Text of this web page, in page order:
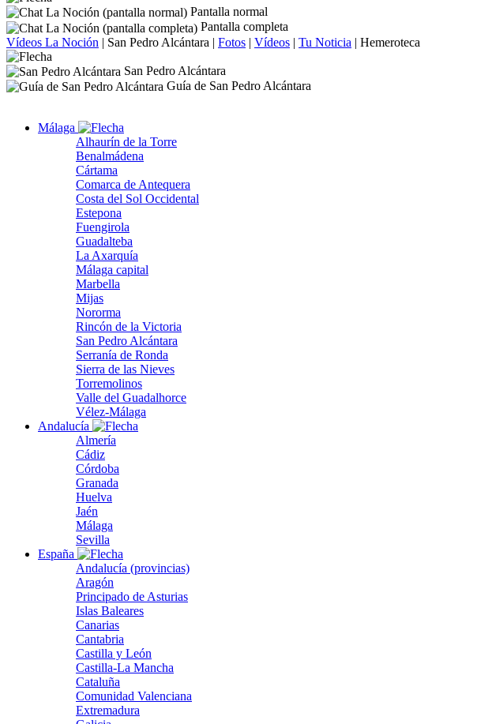
Pantalla normal
Pantalla completa
Vídeos La Noción | San Pedro Alcántara | Fotos | Vídeos | Tu Noticia | Hemeroteca
San Pedro Alcántara
Guía de San Pedro Alcántara
Málaga
Alhaurín de la Torre
Benalmádena
Cártama
Comarca de Antequera
Costa del Sol Occidental
Estepona
Fuengirola
Guadalteba
La Axarquía
Málaga capital
Marbella
Mijas
Nororma
Rincón de la Victoria
San Pedro Alcántara
Serranía de Ronda
Sierra de las Nieves
Torremolinos
Valle del Guadalhorce
Vélez-Málaga
Andalucía
Almería
Cádiz
Córdoba
Granada
Huelva
Jaén
Málaga
Sevilla
España
Andalucía (provincias)
Aragón
Principado de Asturias
Islas Baleares
Canarias
Cantabria
Castilla y León
Castilla-La Mancha
Cataluña
Comunidad Valenciana
Extremadura